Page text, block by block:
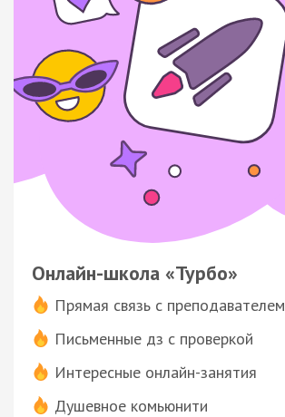
Онлайн-школа «Турбо»
Прямая связь с преподавателем
Письменные дз с проверкой
Интересные онлайн-занятия
Душевное комьюнити